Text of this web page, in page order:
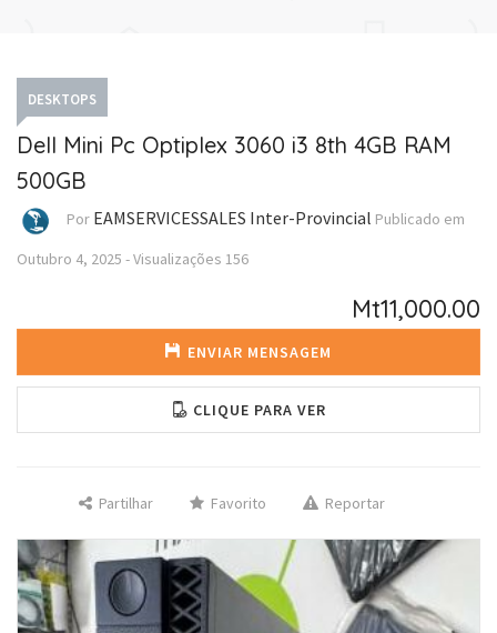
DESKTOPS
Dell Mini Pc Optiplex 3060 i3 8th 4GB RAM
500GB
Por EAMSERVICESSALES Inter-Provincial Publicado em
Outubro 4, 2025 -Visualizações 156
Mt11,000.00
ENVIAR MENSAGEM
CLIQUE PARA VER
Partilhar Favorito Reportar